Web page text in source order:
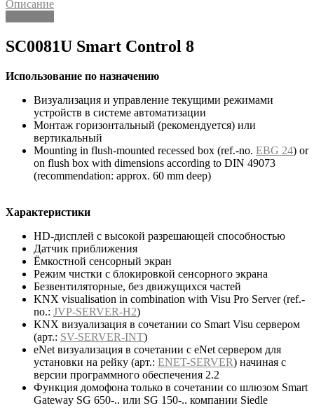
Описание
SC0081U Smart Control 8
Использование по назначению
Визуализация и управление текущими режимами
устройств в системе автоматизации
Монтаж горизонтальный (рекомендуется) или
вертикальный
Mounting in flush-mounted recessed box (ref.-no. EBG 24) or
on flush box with dimensions according to DIN 49073
(recommendation: approx. 60 mm deep)
Характеристики
HD-дисплей с высокой разрешающей способностью
Датчик приближения
Ёмкостной сенсорный экран
Режим чистки с блокировкой сенсорного экрана
Безвентиляторные, без движущихся частей
KNX visualisation in combination with Visu Pro Server (ref.-
no.: JVP-SERVER-H2)
KNX визуализация в сочетании со Smart Visu сервером
(арт.: SV-SERVER-INT)
eNet визуализация в сочетании с eNet сервером для
установки на рейку (арт.: ENET-SERVER) начиная с
версии программного обеспечения 2.2
Функция домофона только в сочетании со шлюзом Smart
Gateway SG 650-.. или SG 150-.. компании Siedle